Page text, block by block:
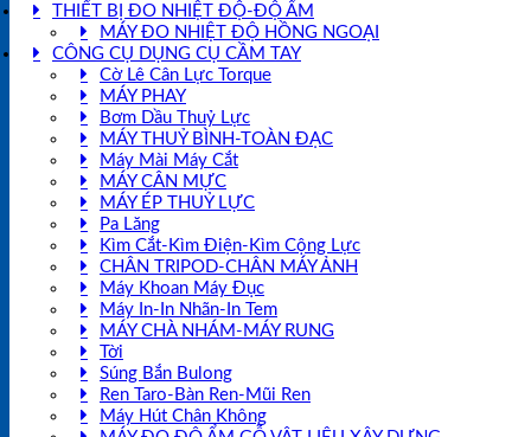
THIẾT BỊ ĐO NHIỆT ĐỘ-ĐỘ ẨM
MÁY ĐO NHIỆT ĐỘ HỒNG NGOẠI
CÔNG CỤ DỤNG CỤ CẦM TAY
Cờ Lê Cân Lực Torque
MÁY PHAY
Bơm Dầu Thuỷ Lực
MÁY THUỶ BÌNH-TOÀN ĐẠC
Máy Mài Máy Cắt
MÁY CÂN MỰC
MÁY ÉP THUỶ LỰC
Pa Lăng
Kìm Cắt-Kìm Điện-Kìm Cộng Lực
CHÂN TRIPOD-CHÂN MÁY ẢNH
Máy Khoan Máy Đục
Máy In-In Nhãn-In Tem
MÁY CHÀ NHÁM-MÁY RUNG
Tời
Súng Bắn Bulong
Ren Taro-Bàn Ren-Mũi Ren
Máy Hút Chân Không